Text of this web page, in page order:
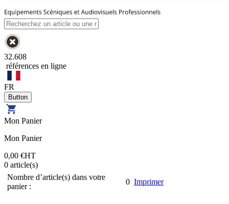
32.608
références en ligne
FR
Mon Panier
Mon Panier
0,00 €HT
0 article(s)
Nombre d’article(s) dans votre
panier :
0 Imprimer